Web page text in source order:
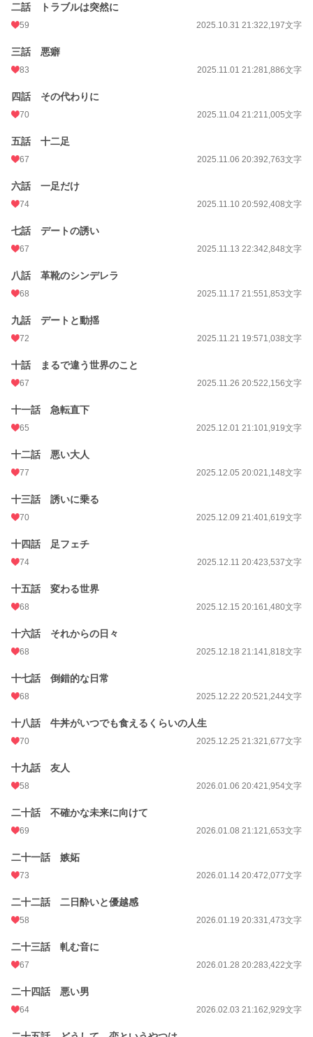
文字数 65,869
週間ポイント
年間ポイント
累計ポイント 48,654 pt (45,228 位)
二話 トラブルは突然に
59 2025.10.31 21:322,197文字
三話 悪癖
83 2025.11.01 21:281,886文字
四話 その代わりに
70 2025.11.04 21:211,005文字
五話 十二足
67 2025.11.06 20:392,763文字
六話 一足だけ
74 2025.11.10 20:592,408文字
七話 デートの誘い
67 2025.11.13 22:342,848文字
八話 革靴のシンデレラ
68 2025.11.17 21:551,853文字
九話 デートと動揺
72 2025.11.21 19:571,038文字
十話 まるで違う世界のこと
67 2025.11.26 20:522,156文字
十一話 急転直下
65 2025.12.01 21:101,919文字
十二話 悪い大人
77 2025.12.05 20:021,148文字
十三話 誘いに乗る
70 2025.12.09 21:401,619文字
十四話 足フェチ
74 2025.12.11 20:423,537文字
十五話 変わる世界
68 2025.12.15 20:161,480文字
十六話 それからの日々
68 2025.12.18 21:141,818文字
十七話 倒錯的な日常
68 2025.12.22 20:521,244文字
十八話 牛丼がいつでも食えるくらいの人生
70 2025.12.25 21:321,677文字
十九話 友人
58 2026.01.06 20:421,954文字
二十話 不確かな未来に向けて
69 2026.01.08 21:121,653文字
二十一話 嫉妬
73 2026.01.14 20:472,077文字
二十二話 二日酔いと優越感
58 2026.01.19 20:331,473文字
二十三話 軋む音に
67 2026.01.28 20:283,422文字
二十四話 悪い男
64 2026.02.03 21:162,929文字